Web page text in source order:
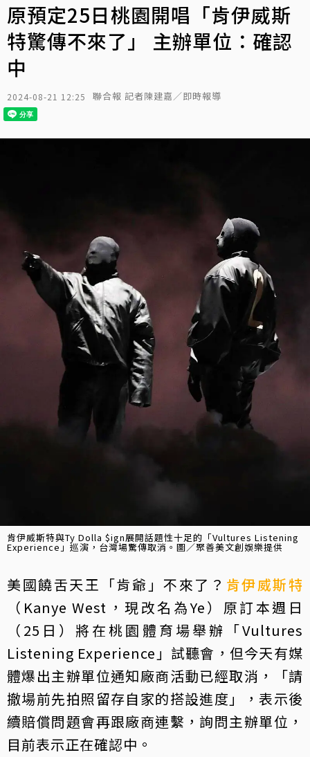
原預定25日桃園開唱「肯伊威斯
特驚傳不來了」 主辦單位：確認
中
2024-08-21 12:25 聯合報 記者陳建嘉／即時報導
肯伊威斯特與Ty Dolla $ign展開話題性十足的「Vultures Listening
Experience」巡演，台灣場驚傳取消。圖／聚善美文創娛樂提供
美國饒舌天王「肯爺」不來了？ 肯伊威斯特
（Kanye West，現改名為Ye）原訂本週日
（25日）將在桃園體育場舉辦「Vultures
Listening Experience」試聽會，但今天有媒
體爆出主辦單位通知廠商活動已經取消，「請
撤場前先拍照留存自家的搭設進度」，表示後
續賠償問題會再跟廠商連繫，詢問主辦單位，
目前表示正在確認中。